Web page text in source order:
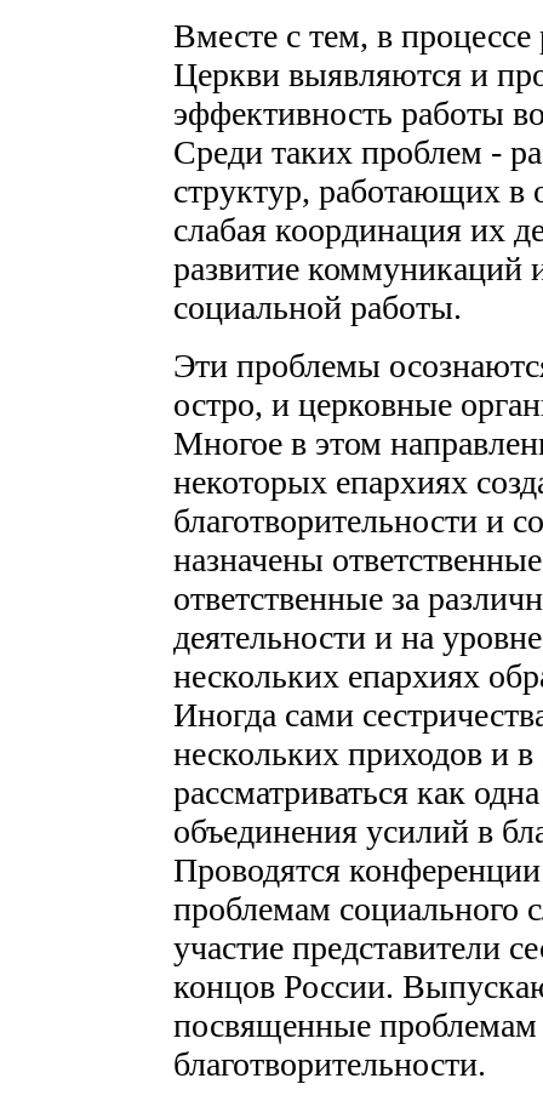
Вместе с тем, в
Церкви выявляются и
эффективность работы
Среди таких проблем -
структур, работающих в
слабая координация их
развитие
социальной работы.
Эти проблемы
остро, и церковные
Многое в этом
некоторых епархиях
благотворительности и
назначены
ответственные за
деятельности и на
нескольких епархиях
Иногда сами
нескольких приходов и
рассматриваться как
объединения усилий в
Проводятся
проблемам социального
участие представители
концов России.
посвященные проблемам
благотворительности.